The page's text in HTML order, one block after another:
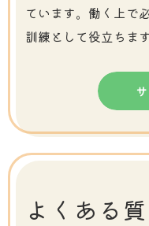
ています。働く上で
訓練として役立ちます
よくある